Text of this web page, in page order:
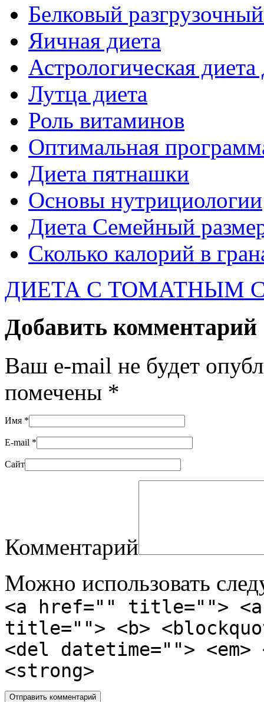
Белковый
Яичная диета
Астрологическая
Лутца диета
Роль витаминов
Оптимальная
Диета пятнашки
Основы нутрициологии
Диета Семейный
Сколько калорий в
ДИЕТА С ТОМАТНЫМ
Добавить комментарий
Ваш e-mail не будет
помечены *
Имя *
E-mail *
Сайт
Комментарий
Можно использовать
<a href="" title="">
title=""> <b>
<del datetime="">
<strong>